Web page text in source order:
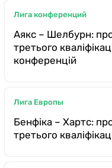
Лига конференций
Аякс – Шелбурн:
третього
конференцій
Лига Европы
Бенфіка – Хартс:
третього